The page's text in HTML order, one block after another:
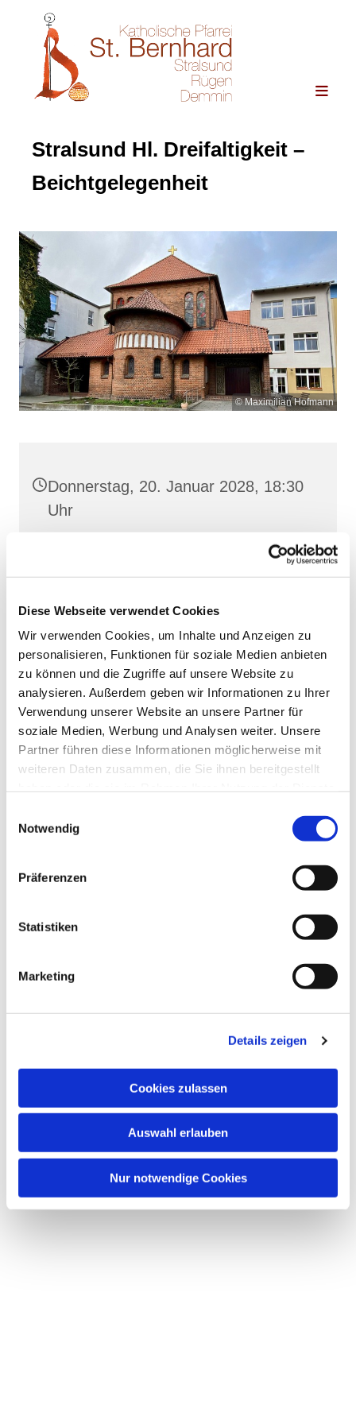
Diese Webseite verwendet Cookies
Wir verwenden Cookies, um Inhalte und Anzeigen zu
personalisieren, Funktionen für soziale Medien anbieten
zu können und die Zugriffe auf unsere Website zu
analysieren. Außerdem geben wir Informationen zu Ihrer
Verwendung unserer Website an unsere Partner für
soziale Medien, Werbung und Analysen weiter. Unsere
Partner führen diese Informationen möglicherweise mit
weiteren Daten zusammen, die Sie ihnen bereitgestellt
Notwendig
Präferenzen
Statistiken
Marketing
Details zeigen
Cookies zulassen
Auswahl erlauben
Nur notwendige Cookies
Stralsund Hl. Dreifaltigkeit –
Beichtgelegenheit
© Maximilian Hofmann
Donnerstag, 20. Januar 2028, 18:30
Uhr
Frankenwall 7, 18439 Stralsund